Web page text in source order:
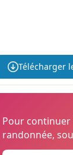
Télécharger
Pour
randonnée,